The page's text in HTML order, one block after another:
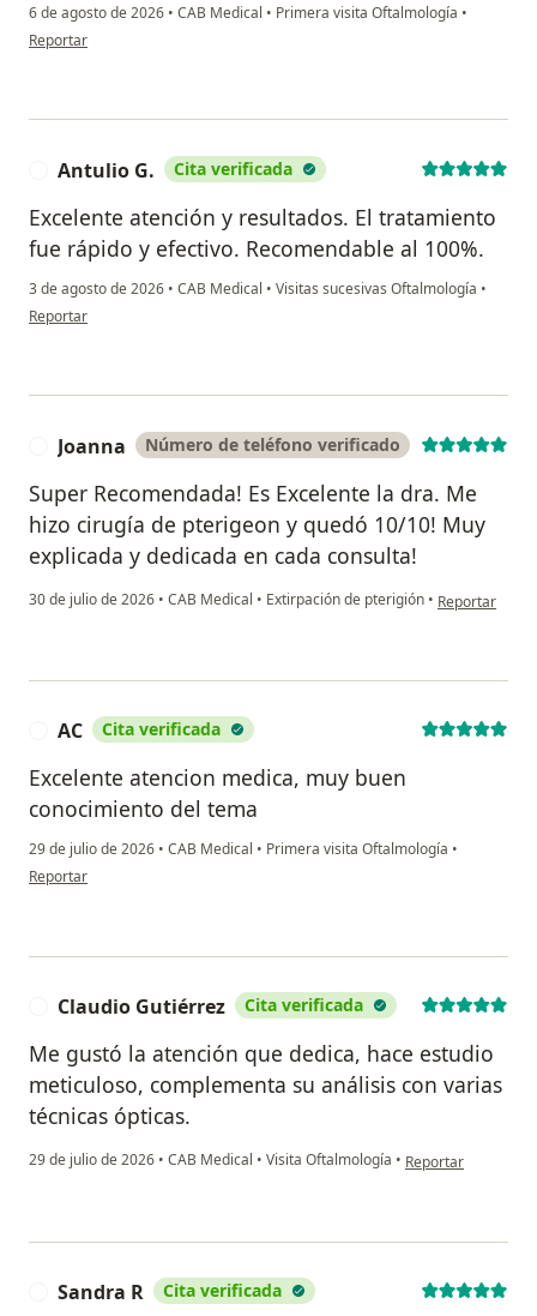
6 de agosto de 2026 • CAB Medical • Primera visita Oftalmología •
en opinión del usuario Alex Silveira
Reportar
Antulio G. Cita verificada
Excelente atención y resultados. El tratamiento
fue rápido y efectivo. Recomendable al 100%.
3 de agosto de 2026 • CAB Medical • Visitas sucesivas Oftalmología •
en opinión del usuario Antulio G.
Reportar
Joanna Número de teléfono verificado
Super Recomendada! Es Excelente la dra. Me
hizo cirugía de pterigeon y quedó 10/10! Muy
explicada y dedicada en cada consulta!
30 de julio de 2026 • CAB Medical • Extirpación de pterigión • en opinión del
Reportar
AC Cita verificada
Excelente atencion medica, muy buen
conocimiento del tema
29 de julio de 2026 • CAB Medical • Primera visita Oftalmología •
en opinión del usuario AC
Reportar
Claudio Gutiérrez Cita verificada
Me gustó la atención que dedica, hace estudio
meticuloso, complementa su análisis con varias
técnicas ópticas.
29 de julio de 2026 • CAB Medical • Visita Oftalmología • en opinión del
Reportar
Sandra R Cita verificada